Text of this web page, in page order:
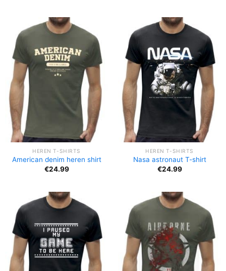
HEREN T-SHIRTS
American denim heren shirt
€24.99
HEREN T-SHIRTS
Nasa astronaut T-shirt
€24.99